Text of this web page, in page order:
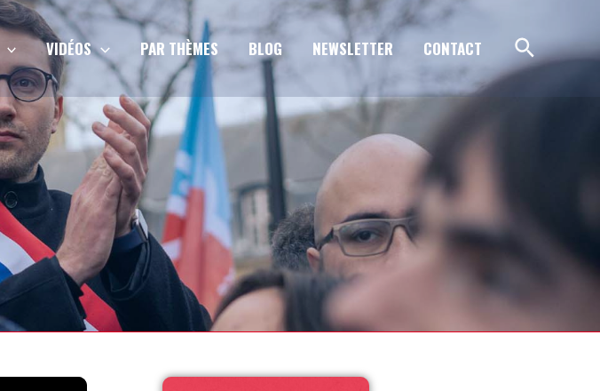
VIDÉOS PAR THÈMES BLOG NEWSLETTER CONTACT